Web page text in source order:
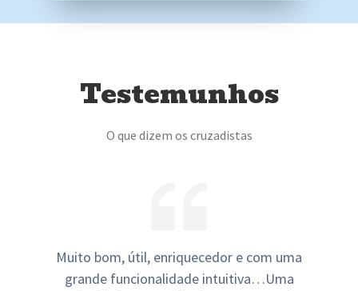
Testemunhos
O que dizem os cruzadistas
Muito bom, útil, enriquecedor e com uma
grande funcionalidade intuitiva…Uma